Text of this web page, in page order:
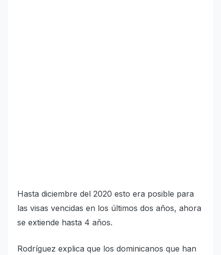
Hasta diciembre del 2020 esto era posible para
las visas vencidas en los últimos dos años, ahora
se extiende hasta 4 años.
Rodríguez explica que los dominicanos que han